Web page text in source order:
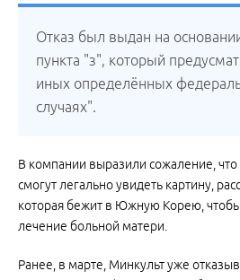
Отказ был выдан на
пункта "з", который
иных определённых
случаях".
В компании выразили сожаление, что
смогут легально увидеть картину,
которая бежит в Южную Корею, чтобы
лечение больной матери.
Ранее, в марте, Минкульт уже